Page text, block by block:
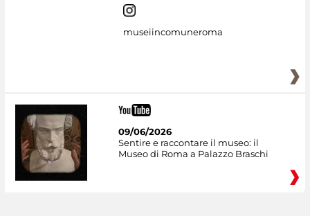
museiincomuneroma
09/06/2026
Sentire e raccontare il museo: il
Museo di Roma a Palazzo Braschi